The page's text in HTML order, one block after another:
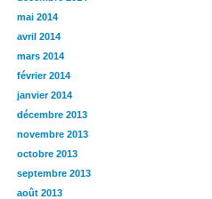
mai 2014
avril 2014
mars 2014
février 2014
janvier 2014
décembre 2013
novembre 2013
octobre 2013
septembre 2013
août 2013